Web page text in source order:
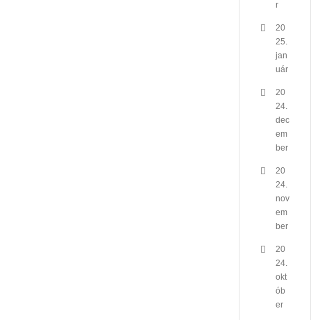
r
20
25.
jan
uár
20
24.
dec
em
ber
20
24.
nov
em
ber
20
24.
okt
ób
er